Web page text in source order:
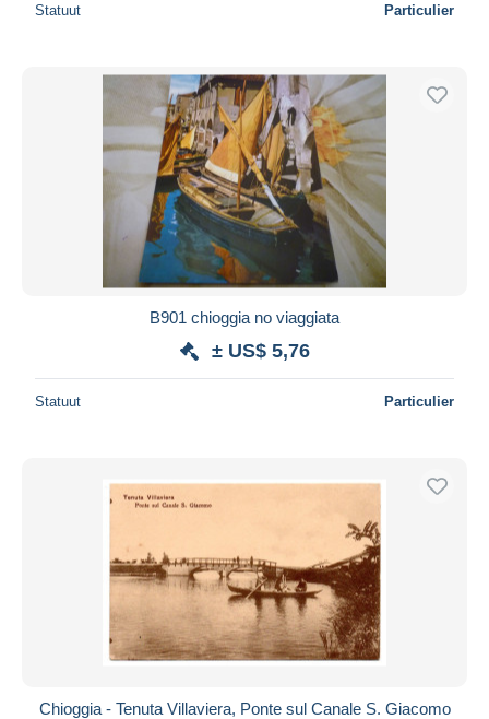
Statuut Particulier
B901 chioggia no viaggiata
± US$ 5,76
Statuut Particulier
Chioggia - Tenuta Villaviera, Ponte sul Canale S. Giacomo